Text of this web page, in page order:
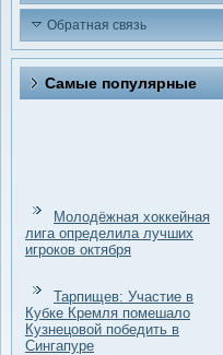
Обратная связь
Самые популярные
Молодёжная хоккейная
лига определила лучших
игроков октября
Тарпищев: Участие в
Кубке Кремля помешало
Кузнецовой победить в
Сингапуре